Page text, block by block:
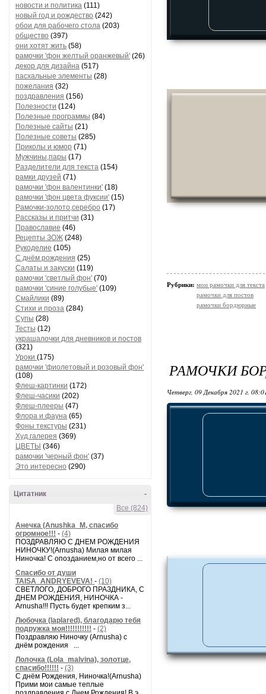
новости и политика (111)
новый год и рождество (242)
обои для рабочего стола (203)
общество (397)
они хотят жить (58)
рамочки 'фон желтый оранжевый' (26)
декор для дизайна (517)
пасхальные элементы (28)
пожелания (32)
поздравления (156)
Полезности (124)
Полезные программы (84)
Полезные сайты (21)
Полезные советы (285)
Приколы и юмор (71)
Мужчины,пары (17)
Разделители для текста (154)
рамки друзей (71)
рамочки 'фон валентинки' (18)
рамочки 'фон цвета фуксии' (15)
Рамочки-золото,серебро (17)
Рассказы и притчи (31)
Православие (46)
Рецепты ЗОЖ (248)
Рукоделие (105)
С днём рождения (25)
Салаты и закуски (119)
рамочки 'светлый фон' (70)
рамочки 'синие голубые' (109)
Смайлики (89)
Стихи и проза (284)
Супы (28)
Тесты (12)
украшалочки для дневников и постов
(321)
Уроки (175)
рамочки 'фиолетовый и розовый фон'
(108)
Флеш-картинки (172)
Флеш-часики (202)
Флеш-плееры (47)
Флора и фауна (65)
Фоны текстуры (231)
Худ.галерея (369)
ЦВЕТЫ (346)
рамочки 'черный фон' (37)
Это интересно (290)
-
Цитатник
Все (824)
Анечка (Anushka_M, спасибо
огромное!!! - (4)
ПОЗДРАВЛЯЮ С ДНЕМ РОЖДЕНИЯ
НИНОЧКУ!(Arnusha) Милая милая
Ниночка! С опозданием,но от всего ...
Спасибо от души
TAISA_ANDRYEVEVA! - (10)
СВЕТЛОГО, ДОБРОГО ПРАЗДНИКА, С
ДНЕМ РОЖДЕНИЯ, НИНОЧКА -
Arnusha!!! Пусть будет крепким з...
Любочка (laplared), благодарю тебя
подружка моя!!!!!!!!!!! - (2)
Поздравляю Ниночку (Arnusha) с
днём рождения ...
Лолочка (Lola_malvina), золотце,
спасибо!!!!!! - (3)
С днём Рождения, Ниночка!(Аrnusha)
Прими мои самые теплые
Рубрики: мои рамочки для текста
рамочки для постов
рамочки бордюрные
РАМОЧКИ
Четверг, 09 Декабря 2021 г.